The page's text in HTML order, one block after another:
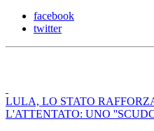
facebook
twitter
LULA, LO STATO
L'ATTENTATO: UNO